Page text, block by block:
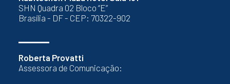
SHN Quadra 02 Bloco “E”
Brasília - DF - CEP: 70322-902
Roberta Provatti
Assessora de Comunicação: